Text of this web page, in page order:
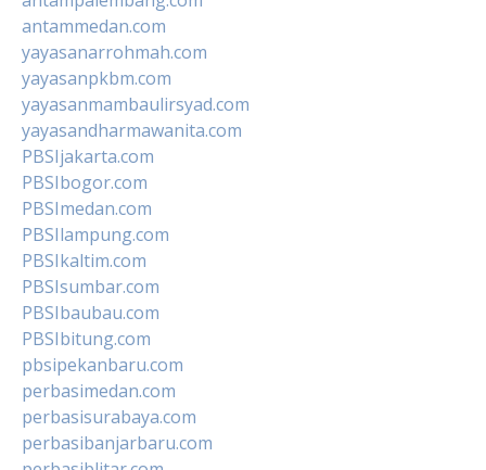
antammedan.com
yayasanarrohmah.com
yayasanpkbm.com
yayasanmambaulirsyad.com
yayasandharmawanita.com
PBSIjakarta.com
PBSIbogor.com
PBSImedan.com
PBSIlampung.com
PBSIkaltim.com
PBSIsumbar.com
PBSIbaubau.com
PBSIbitung.com
pbsipekanbaru.com
perbasimedan.com
perbasisurabaya.com
perbasibanjarbaru.com